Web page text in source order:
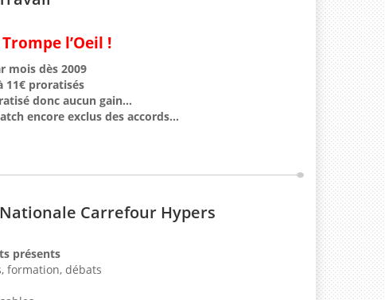
l’Oeil !
mois dès 2009
11€ proratisés
donc aucun gain…
encore exclus des accords…
Carrefour Hypers
présents
formation, débats